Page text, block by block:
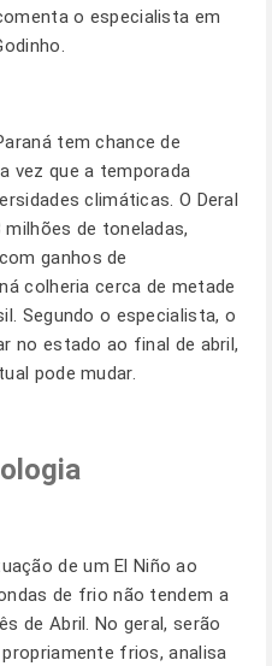
o especialista em
tem chance de
vez que a temporada
climáticas. O Deral
de toneladas,
ganhos de
colheria cerca de metade
Segundo o especialista, o
no estado ao final de abril,
pode mudar.
de um El Niño ao
de frio não tendem a
de Abril. No geral, serão
frios, analisa